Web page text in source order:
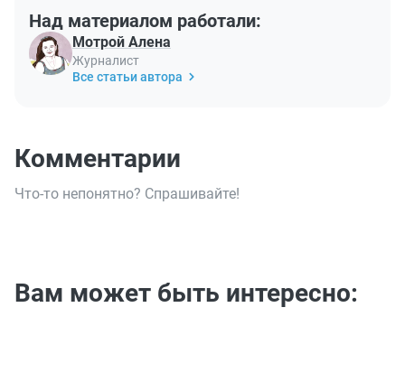
Над материалом работали:
Мотрой Алена
Журналист
Все статьи автора
Комментарии
Что-то непонятно? Спрашивайте!
Вам может быть интересно: